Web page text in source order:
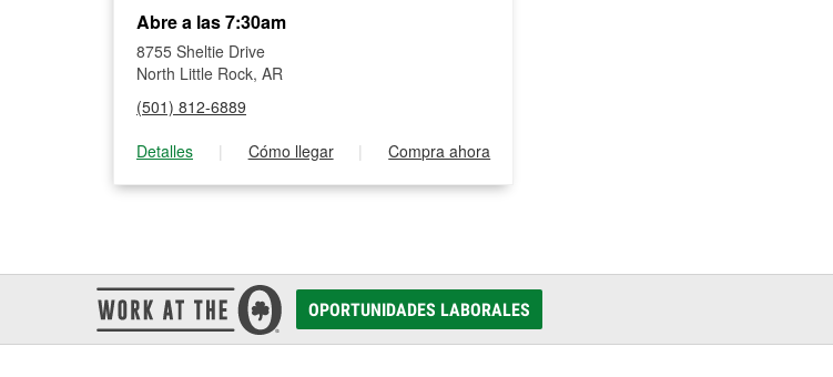
Abre a las 7:30am
8755 Sheltie Drive
North Little Rock, AR
(501) 812-6889
Detalles
| Cómo llegar | Compra ahora
OPORTUNIDADES LABORALES